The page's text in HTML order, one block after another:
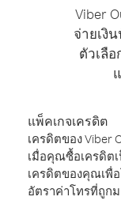
Viber
จ่ายเงิ
ตัวเลื
แพ็คเกจเครดิต
เครดิตของ Viber
เมื่อคุณซื้อเครดิต
เครดิตของคุณเพื่
อัตราค่าโทรที่ถูก